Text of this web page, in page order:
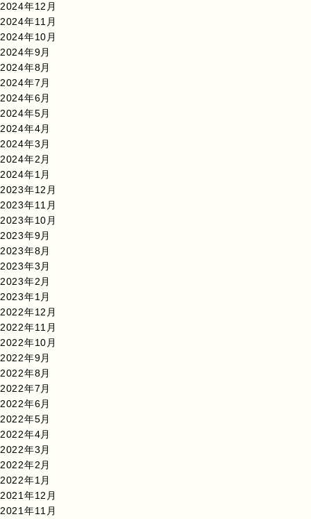
2024年12月
2024年11月
2024年10月
2024年9月
2024年8月
2024年7月
2024年6月
2024年5月
2024年4月
2024年3月
2024年2月
2024年1月
2023年12月
2023年11月
2023年10月
2023年9月
2023年8月
2023年3月
2023年2月
2023年1月
2022年12月
2022年11月
2022年10月
2022年9月
2022年8月
2022年7月
2022年6月
2022年5月
2022年4月
2022年3月
2022年2月
2022年1月
2021年12月
2021年11月